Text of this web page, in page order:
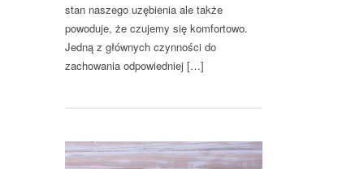
stan naszego uzębienia ale także
powoduje, że czujemy się komfortowo.
Jedną z głównych czynności do
zachowania odpowiedniej […]